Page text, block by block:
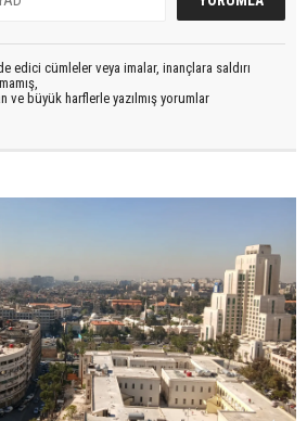
edici cümleler veya imalar, inançlara saldırı
ve büyük harflerle yazılmış yorumlar